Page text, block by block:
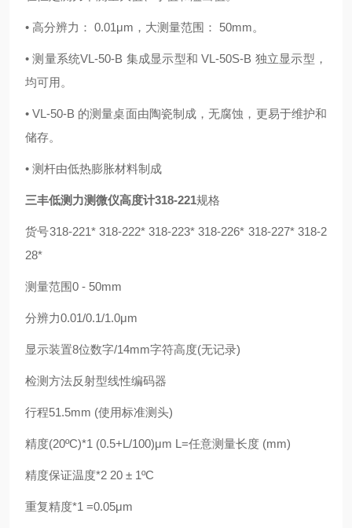
• 高分辨力： 0.01μm，大测量范围： 50mm。
• 测量系统VL-50-B 集成显示型和 VL-50S-B 独立显示型，
均可用。
• VL-50-B 的测量桌面由陶瓷制成，无腐蚀，更易于维护和
储存。
• 测杆由低热膨胀材料制成
三丰低测力测微仪高度计318-221规格
货号318-221* 318-222* 318-223* 318-226* 318-227* 318-2
28*
测量范围0 - 50mm
分辨力0.01/0.1/1.0μm
显示装置8位数字/14mm字符高度(无记录)
检测方法反射型线性编码器
行程51.5mm (使用标准测头)
精度(20ºC)*1 (0.5+L/100)μm L=任意测量长度 (mm)
精度保证温度*2 20 ± 1ºC
重复精度*1 =0.05μm